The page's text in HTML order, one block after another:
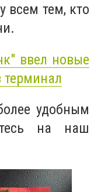
всем тем, кто
ввел новые
терминал
удобным
на наш